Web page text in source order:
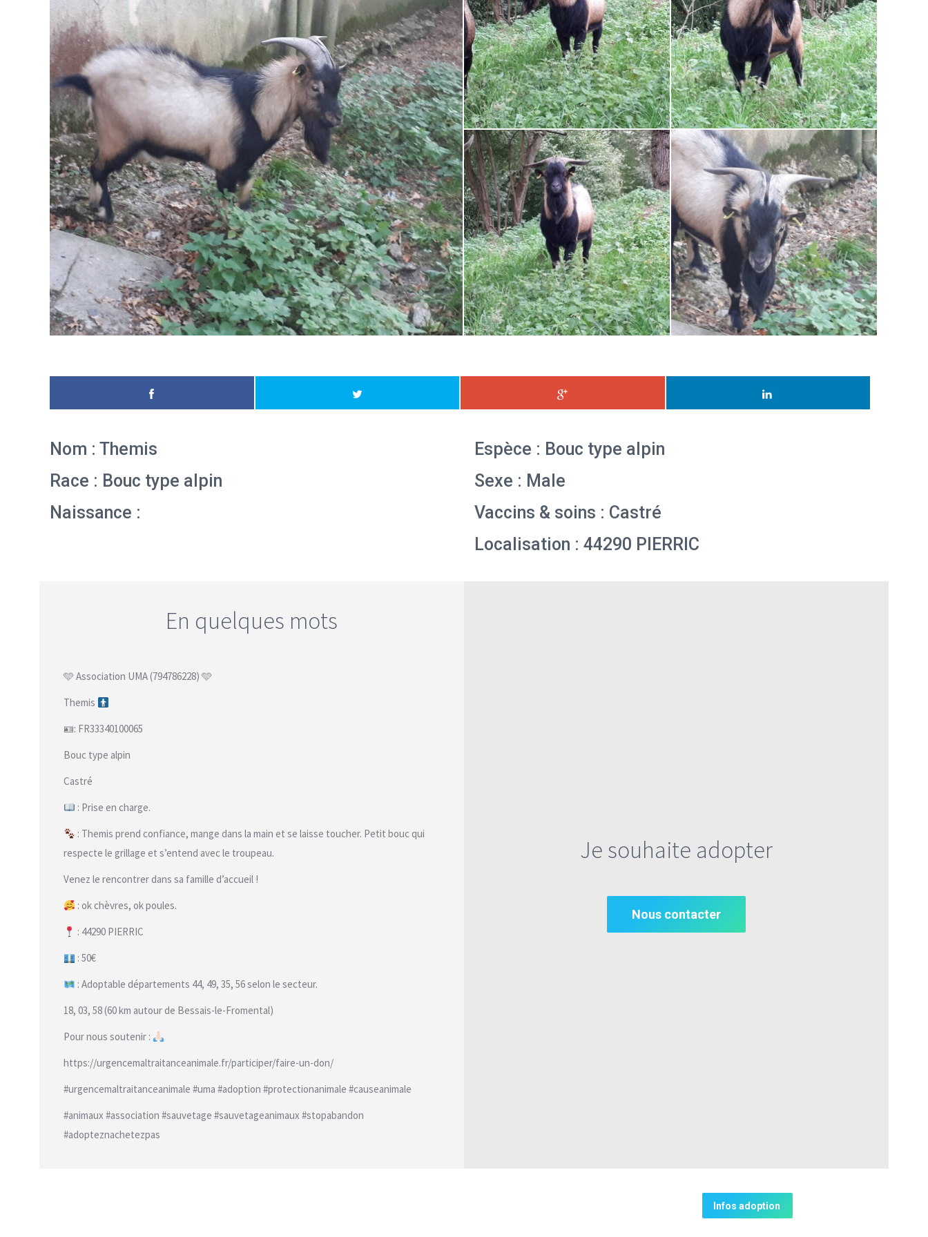
Nom : Themis
Race : Bouc type alpin
Naissance :
Espèce : Bouc type alpin
Sexe : Male
Vaccins & soins : Castré
Localisation : 44290 PIERRIC
En quelques mots
🩵 Association UMA (794786228) 🩵
Themis
🪪: FR33340100065
Bouc type alpin
Castré
: Prise en charge.
: Themis prend confiance, mange dans la main et se laisse toucher. Petit bouc qui
respecte le grillage et s’entend avec le troupeau.
Venez le rencontrer dans sa famille d’accueil !
: ok chèvres, ok poules.
: 44290 PIERRIC
: 50€
: Adoptable départements 44, 49, 35, 56 selon le secteur.
18, 03, 58 (60 km autour de Bessais-le-Fromental)
Pour nous soutenir :
https://urgencemaltraitanceanimale.fr/participer/faire-un-don/
#urgencemaltraitanceanimale #uma #adoption #protectionanimale #causeanimale
#animaux #association #sauvetage #sauvetageanimaux #stopabandon
#adopteznachetezpas
Je souhaite adopter
Nous contacter
Infos adoption